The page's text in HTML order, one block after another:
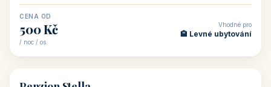
CENA OD
500 Kč
/ noc / os.
Vhodné pro
🏨 Levné ubytování
🏡 penzion